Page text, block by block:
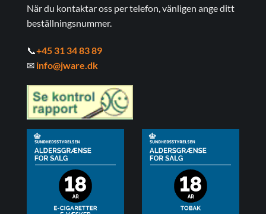
När du kontaktar oss per telefon, vänligen ange ditt
beställningsnummer.
📞+45 31 34 83 89
✉ info@jware.dk